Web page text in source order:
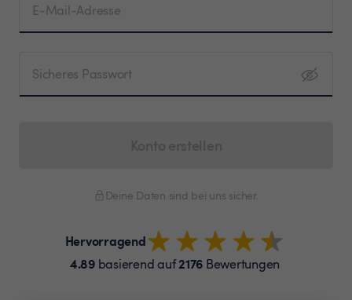
E-Mail-Adresse
Sicheres Passwort
Deine Daten sind bei uns sicher.
Hervorragend
4.89basierend auf2176 Bewertungen